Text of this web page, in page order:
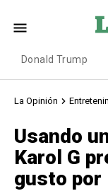
Donald Trump
La Opinión
Usando
Karol G
gusto por